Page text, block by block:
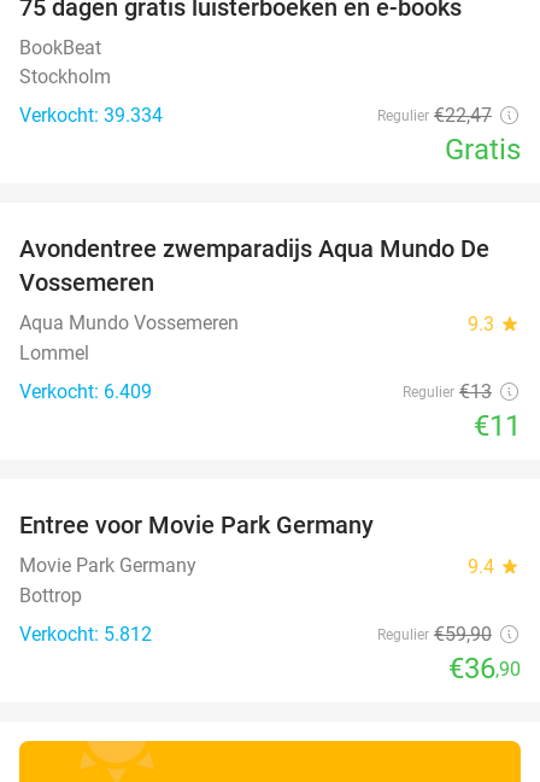
75 dagen gratis luisterboeken en e-books
BookBeat
Stockholm
Verkocht: 39.334
Regulier €22,47
Gratis
15%
Avondentree zwemparadijs Aqua Mundo De
Vossemeren
Aqua Mundo Vossemeren 9.3 star
Lommel
Verkocht: 6.409
Regulier €13
€11
Entree voor Movie Park Germany
Movie Park Germany 9.4 star
Bottrop
Verkocht: 5.812
Regulier €59,90
€36,90